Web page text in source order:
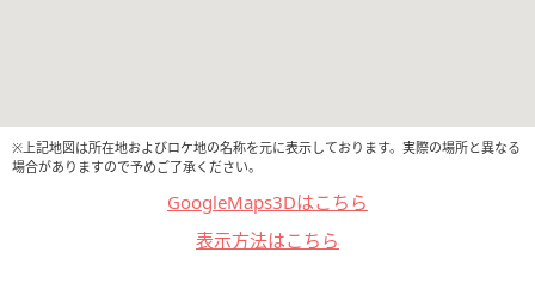
※上記地図は所在地およびロケ地の名称を元に表示しております。実際の場所と異なる
場合がありますので予めご了承ください。
GoogleMaps3Dはこちら
表示方法はこちら